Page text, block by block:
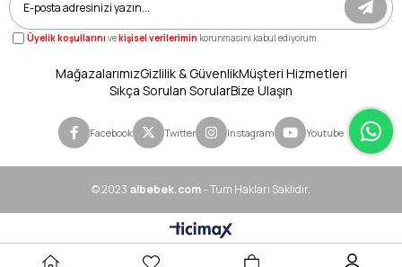
Üyelik koşullarını vekişisel verilerimin korunmasını kabul ediyorum.
MağazalarımızGizlilik & GüvenlikMüşteri Hizmetleri
Sıkça Sorulan SorularBize Ulaşın
Facebook Twitter Instagram Youtube
© 2023 albebek.com - Tüm Hakları Saklıdır.